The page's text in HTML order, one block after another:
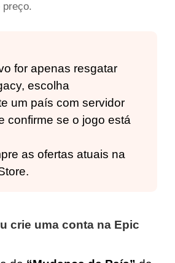
preço.
for apenas resgatar
escolha
um país com servidor
confirme se o jogo está
as ofertas atuais na
crie uma conta na Epic